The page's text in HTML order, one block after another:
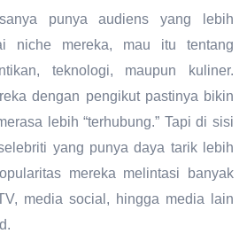
punya audiens yang lebih
niche mereka, mau itu tentang
teknologi, maupun kuliner.
dengan pengikut pastinya bikin
lebih “terhubung.” Tapi di sisi
yang punya daya tarik lebih
mereka melintasi banyak
media social, hingga media lain